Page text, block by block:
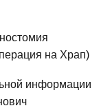
на Храп)
информации